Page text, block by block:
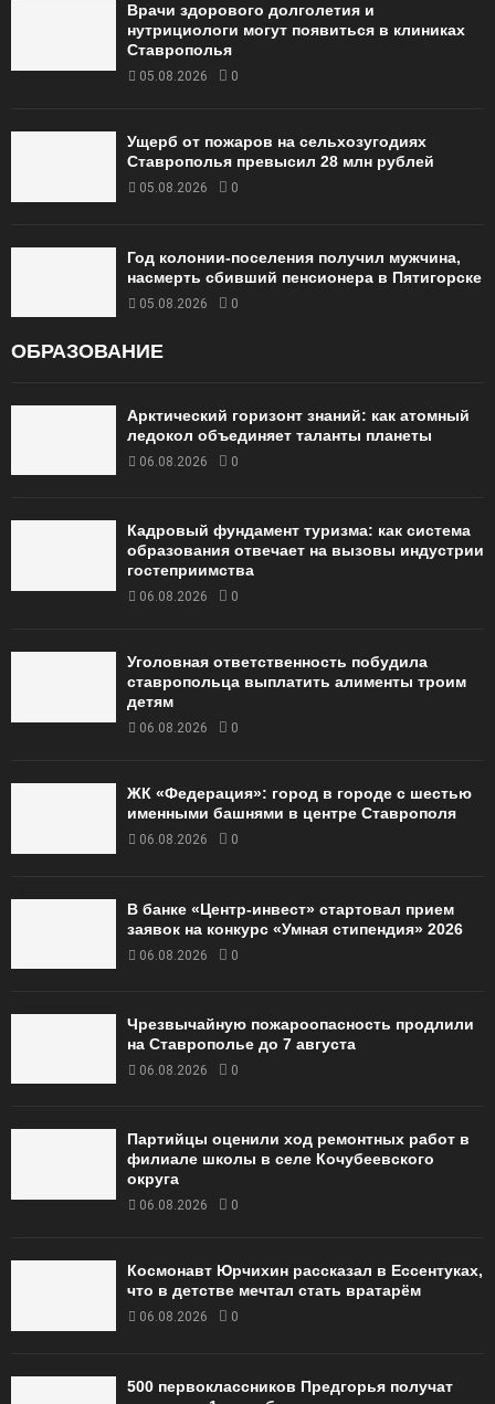
Врачи здорового долголетия и
нутрициологи могут появиться в клиниках
Ставрополья
05.08.2026 0
Ущерб от пожаров на сельхозугодиях
Ставрополья превысил 28 млн рублей
05.08.2026 0
Год колонии-поселения получил мужчина,
насмерть сбивший пенсионера в Пятигорске
05.08.2026 0
ОБРАЗОВАНИЕ
Арктический горизонт знаний: как атомный
ледокол объединяет таланты планеты
06.08.2026 0
Кадровый фундамент туризма: как система
образования отвечает на вызовы индустрии
гостеприимства
06.08.2026 0
Уголовная ответственность побудила
ставропольца выплатить алименты троим
детям
06.08.2026 0
ЖК «Федерация»: город в городе с шестью
именными башнями в центре Ставрополя
06.08.2026 0
В банке «Центр-инвест» стартовал прием
заявок на конкурс «Умная стипендия» 2026
06.08.2026 0
Чрезвычайную пожароопасность продлили
на Ставрополье до 7 августа
06.08.2026 0
Партийцы оценили ход ремонтных работ в
филиале школы в селе Кочубеевского
округа
06.08.2026 0
Космонавт Юрчихин рассказал в Ессентуках,
что в детстве мечтал стать вратарём
06.08.2026 0
500 первоклассников Предгорья получат